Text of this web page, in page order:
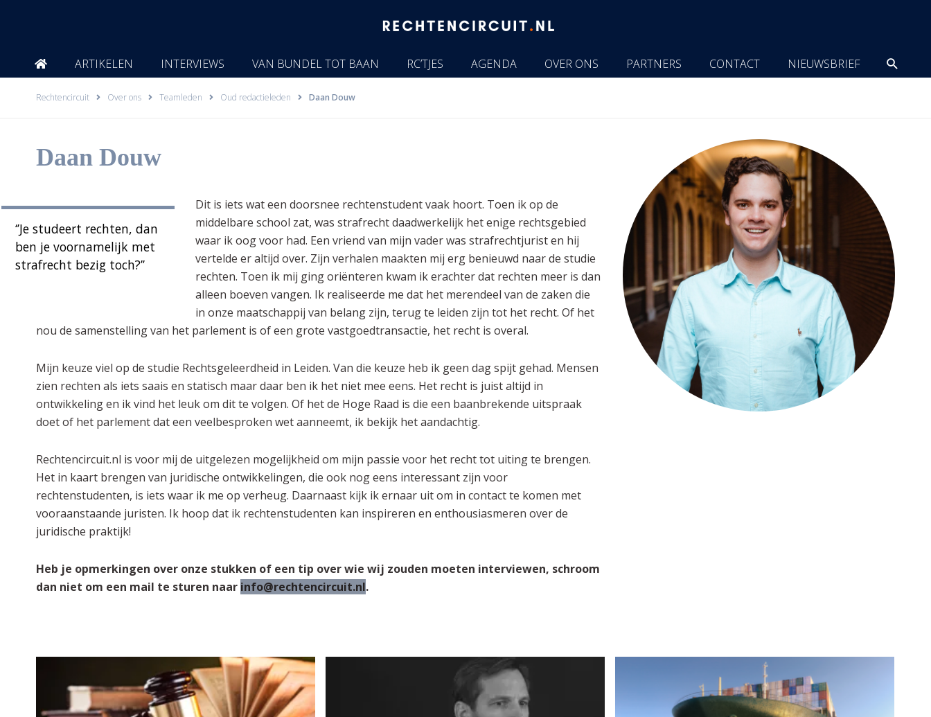
ARTIKELEN INTERVIEWS VAN BUNDEL TOT BAAN RC’TJES AGENDA OVER ONS PARTNERS CONTACT NIEUWSBRIEF
Rechtencircuit Over ons Teamleden Oud redactieleden Daan Douw
Daan Douw
‘’Je studeert rechten, dan
ben je voornamelijk met
strafrecht bezig toch?’’
Dit is iets wat een doorsnee rechtenstudent vaak hoort. Toen ik op de
middelbare school zat, was strafrecht daadwerkelijk het enige rechtsgebied
waar ik oog voor had. Een vriend van mijn vader was strafrechtjurist en hij
vertelde er altijd over. Zijn verhalen maakten mij erg benieuwd naar de studie
rechten. Toen ik mij ging oriënteren kwam ik erachter dat rechten meer is dan
alleen boeven vangen. Ik realiseerde me dat het merendeel van de zaken die
in onze maatschappij van belang zijn, terug te leiden zijn tot het recht. Of het
nou de samenstelling van het parlement is of een grote vastgoedtransactie, het recht is overal.
Mijn keuze viel op de studie Rechtsgeleerdheid in Leiden. Van die keuze heb ik geen dag spijt gehad. Mensen
zien rechten als iets saais en statisch maar daar ben ik het niet mee eens. Het recht is juist altijd in
ontwikkeling en ik vind het leuk om dit te volgen. Of het de Hoge Raad is die een baanbrekende uitspraak
doet of het parlement dat een veelbesproken wet aanneemt, ik bekijk het aandachtig.
Rechtencircuit.nl is voor mij de uitgelezen mogelijkheid om mijn passie voor het recht tot uiting te brengen.
Het in kaart brengen van juridische ontwikkelingen, die ook nog eens interessant zijn voor
rechtenstudenten, is iets waar ik me op verheug. Daarnaast kijk ik ernaar uit om in contact te komen met
vooraanstaande juristen. Ik hoop dat ik rechtenstudenten kan inspireren en enthousiasmeren over de
juridische praktijk!
Heb je opmerkingen over onze stukken of een tip over wie wij zouden moeten interviewen, schroom
dan niet om een mail te sturen naar info@rechtencircuit.nl.